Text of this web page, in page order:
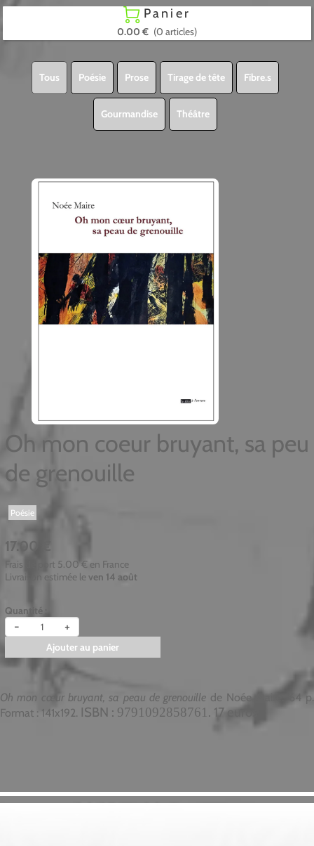
 Panier
0.00 € (0 articles)
Tous Poésie Prose Tirage de tête Fibre.s
Gourmandise Théâtre
Oh mon coeur bruyant, sa peu
de grenouille
Poésie
17.00 €
Frais de port 5.00 € en France
Livraison estimée leven 14 août
Quantité :
- +
Ajouter au panier
Oh mon cœur bruyant, sa peau de grenouille de Noée Maire. 64 p.
Format : 141x192. ISBN : 9791092858761 . 17 euros